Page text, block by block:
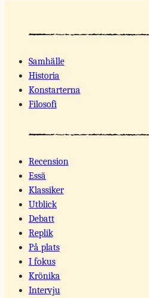
Samhälle
Historia
Konstarterna
Filosofi
Recension
Essä
Klassiker
Utblick
Debatt
Replik
På plats
I fokus
Krönika
Intervju